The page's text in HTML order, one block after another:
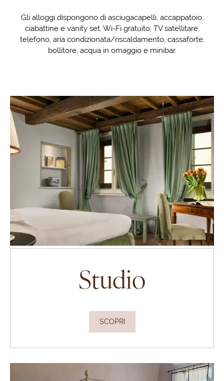
Gli alloggi dispongono di asciugacapelli, accappatoio,
ciabattine e vanity set, Wi-Fi gratuito, TV satellitare,
telefono, aria condizionata/riscaldamento, cassaforte,
bollitore, acqua in omaggio e minibar.
Room list
Studio
SCOPRI